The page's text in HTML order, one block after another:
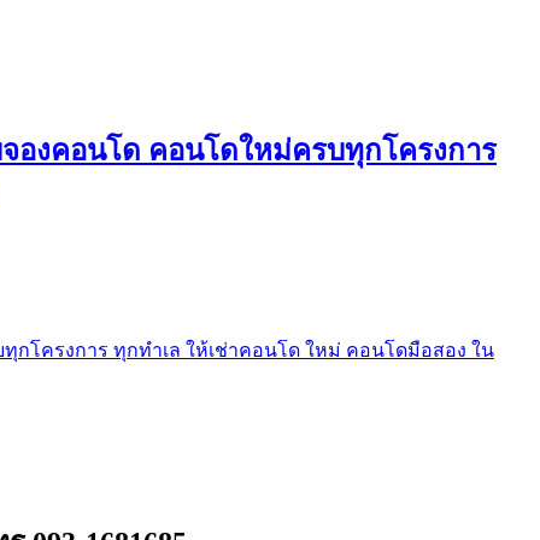
องคอนโด คอนโดใหม่ครบทุกโครงการ
โครงการ ทุกทำเล ให้เช่าคอนโด ใหม่ คอนโดมือสอง ใน